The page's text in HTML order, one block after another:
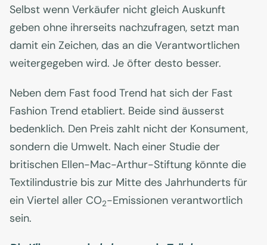
Selbst wenn Verkäufer nicht gleich Auskunft
geben ohne ihrerseits nachzufragen, setzt man
damit ein Zeichen, das an die Verantwortlichen
weitergegeben wird. Je öfter desto besser.
Neben dem Fast food Trend hat sich der Fast
Fashion Trend etabliert. Beide sind äusserst
bedenklich. Den Preis zahlt nicht der Konsument,
sondern die Umwelt. Nach einer Studie der
britischen Ellen-Mac-Arthur-Stiftung könnte die
Textilindustrie bis zur Mitte des Jahrhunderts für
ein Viertel aller CO2-Emissionen verantwortlich
sein.